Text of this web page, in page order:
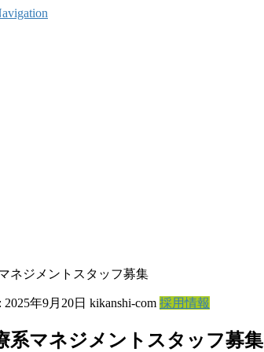
ネジメントスタッフ募集
2025年9月20日 kikanshi-com 採用情報
系マネジメントスタッフ募集